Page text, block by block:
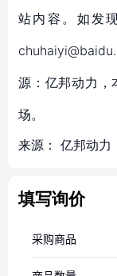
站内容。如发
源：亿邦动力，
场。
来源： 亿邦动力
填写询价